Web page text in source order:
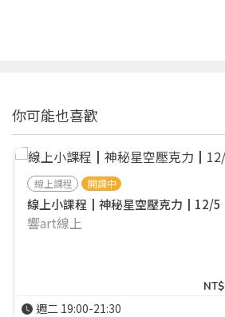
你可能也喜歡
線上課程 開課中
線上小課程┃神秘星空壓克力┃12/5
響art線上
NT$
週二 19:00-21:30